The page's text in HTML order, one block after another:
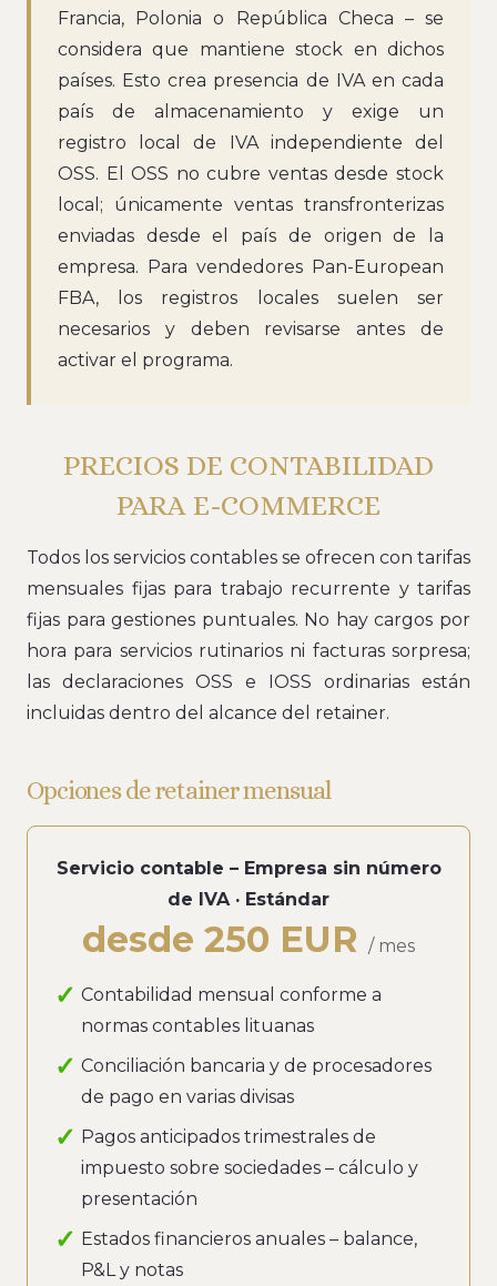
Francia, Polonia o República Checa – se
considera que mantiene stock en dichos
países. Esto crea presencia de IVA en cada
país de almacenamiento y exige un
registro local de IVA independiente del
OSS. El OSS no cubre ventas desde stock
local; únicamente ventas transfronterizas
enviadas desde el país de origen de la
empresa. Para vendedores Pan-European
FBA, los registros locales suelen ser
necesarios y deben revisarse antes de
activar el programa.
PRECIOS DE CONTABILIDAD
PARA E-COMMERCE
Todos los servicios contables se ofrecen con tarifas
mensuales fijas para trabajo recurrente y tarifas
fijas para gestiones puntuales. No hay cargos por
hora para servicios rutinarios ni facturas sorpresa;
las declaraciones OSS e IOSS ordinarias están
incluidas dentro del alcance del retainer.
Opciones de retainer mensual
Servicio contable – Empresa sin número
de IVA · Estándar
desde 250 EUR / mes
Contabilidad mensual conforme a
normas contables lituanas
Conciliación bancaria y de procesadores
de pago en varias divisas
Pagos anticipados trimestrales de
impuesto sobre sociedades – cálculo y
presentación
Estados financieros anuales – balance,
P&L y notas